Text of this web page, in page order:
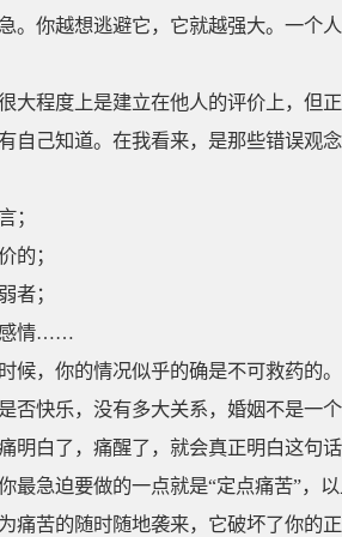
。你越想逃避它，它就越强大。一个
大程度上是建立在他人的评价上，但
自己知道。在我看来，是那些错误观
；
的；
者；
感情……
候，你的情况似乎的确是不可救药的
否快乐，没有多大关系，婚姻不是一
明白了，痛醒了，就会真正明白这句
最急迫要做的一点就是“定点痛苦”，
痛苦的随时随地袭来，它破坏了你的